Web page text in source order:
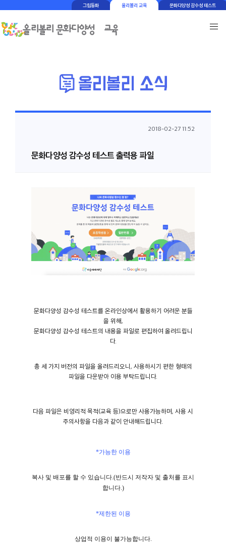
그림동화 올리볼리 교육 문화다양성 감수성 테스트
2018-02-27 11:52
문화다양성 감수성 테스트 출력용 파일
문화다양성 감수성 테스트를 온라인상에서 활용하기 어려운 분들
을 위해,
문화다양성 감수성 테스트의 내용을 파일로 편집하여 올려드립니
다.
총 세 가지 버전의 파일을 올려드리오니, 사용하시기 편한 형태의
파일을 다운받아 이용 부탁드립니다.
다음 파일은 비영리적 목적(교육 등)으로만 사용가능하며, 사용 시
주의사항을 다음과 같이 안내해드립니다.
*가능한 이용
복사 및 배포를 할 수 있습니다.(반드시 저작자 및 출처를 표시
합니다.)
*제한된 이용
상업적 이용이 불가능합니다.